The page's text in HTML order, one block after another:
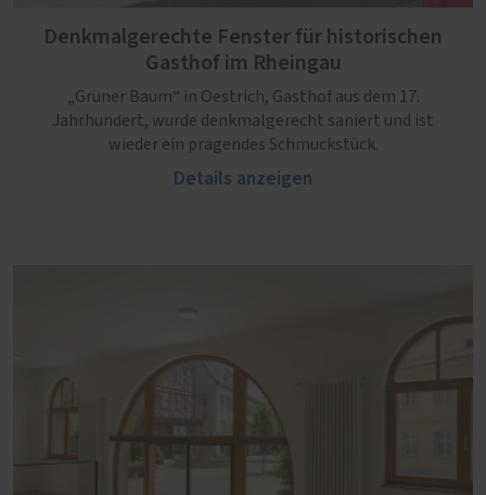
Denkmalgerechte Fenster für historischen
Gasthof im Rheingau
„Grüner Baum“ in Oestrich, Gasthof aus dem 17.
Jahrhundert, wurde denkmalgerecht saniert und ist
wieder ein prägendes Schmuckstück.
Details anzeigen